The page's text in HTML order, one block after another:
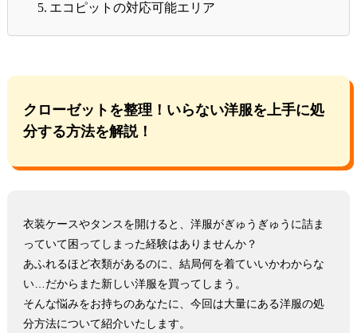
エコピットの対応可能エリア
クローゼットを整理！いらない洋服を上手に処
分する方法を解説！
衣装ケースやタンスを開けると、洋服がぎゅうぎゅうに詰ま
っていて困ってしまった経験はありませんか？
あふれるほど衣類があるのに、結局何を着ていいかわからな
い…だからまた新しい洋服を買ってしまう。
そんな悩みをお持ちのあなたに、今回は大量にある洋服の処
分方法について紹介いたします。